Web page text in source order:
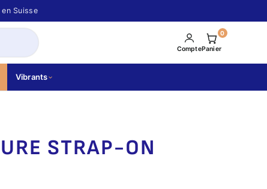
Suisse
ComptePanier
0
Vibrants
STRAP-ON